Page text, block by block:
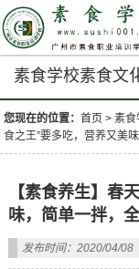
素食学校素食文
您现在的位置：首页 >素食
食之王”要多吃，营养又美
【素食养生】春
味，简单一拌，
发布时间：2020/04/08